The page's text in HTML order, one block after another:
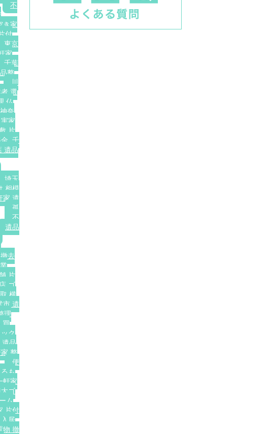
不
き家
付
東京
家
千葉
整
川
選
仏
神奈
家
片
. 千
遺品
埼玉
相模
家 遺
孤
不
遺品
去
片
ゴ
横
市 遺
理
買
ク
遺品
整
便
も
軒家
ゴ
ム
片付
居
物 撤